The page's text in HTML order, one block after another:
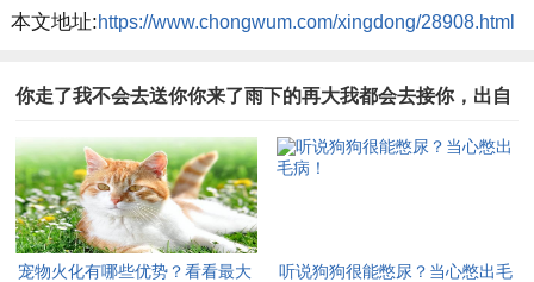
本文地址:https://www.chongwum.com/xingdong/28908.html
你走了我不会去送你你来了雨下的再大我都会去接你，出自
那个诗人图文推荐
宠物火化有哪些优势？看看最大
听说狗狗很能憋尿？当心憋出毛